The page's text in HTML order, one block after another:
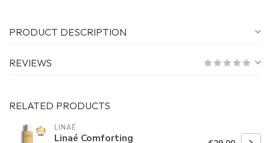
PRODUCT DESCRIPTION
REVIEWS
RELATED PRODUCTS
LINAÉ
Linaé Comforting